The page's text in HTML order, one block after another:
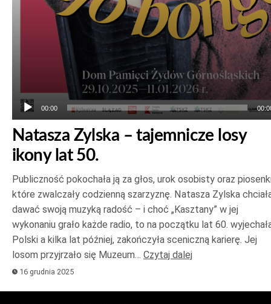
00:00
Natasza Zylska – tajemnicze losy
ikony lat 50.
Publiczność pokochała ją za głos, urok osobisty oraz
które zwalczały codzienną szarzyznę. Natasza Zylska
dawać swoją muzyką radość – i choć „Kasztany” w jej
wykonaniu grało każde radio, to na początku lat 60.
Polski a kilka lat później, zakończyła sceniczną karierę. Jej
losom przyjrzało się Muzeum… Czytaj dalej
16 grudnia 2025